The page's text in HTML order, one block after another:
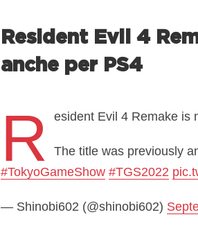
Resident Evil 4
anche per PS4
R esident Evil 4 Remake is
The title was previously
#TokyoGameShow #TGS2022
— Shinobi602 (@shinobi602)